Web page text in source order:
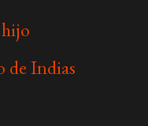
de Indias